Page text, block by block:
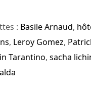
: Basile Arnaud,
, Leroy Gomez,
Tarantino, sacha